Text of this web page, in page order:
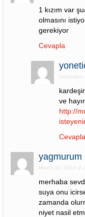
1 kızım var
olmasını
gerekiyor
Cevapla
ve
http://
Cevapla
yagmurum
March 24, 2016 at
merhaba
suya onu
zamanda
niyet nasil